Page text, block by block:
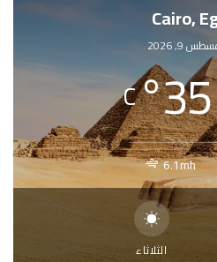
Cairo,
9, 2026
35
°
C
6.1mh
الثلاثاء